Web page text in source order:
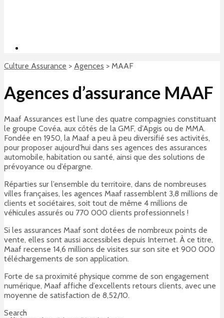
Culture Assurance > Agences > MAAF
Agences d’assurance MAAF
Maaf Assurances est l’une des quatre compagnies constituant
le groupe Covéa, aux côtés de la GMF, d’Apgis ou de MMA.
Fondée en 1950, la Maaf a peu à peu diversifié ses activités,
pour proposer aujourd’hui dans ses agences des assurances
automobile, habitation ou santé, ainsi que des solutions de
prévoyance ou d’épargne.
Réparties sur l’ensemble du territoire, dans de nombreuses
villes françaises, les agences Maaf rassemblent 3,8 millions de
clients et sociétaires, soit tout de même 4 millions de
véhicules assurés ou 770 000 clients professionnels !
Si les assurances Maaf sont dotées de nombreux points de
vente, elles sont aussi accessibles depuis Internet. À ce titre,
Maaf recense 14,6 millions de visites sur son site et 900 000
téléchargements de son application.
Forte de sa proximité physique comme de son engagement
numérique, Maaf affiche d’excellents retours clients, avec une
moyenne de satisfaction de 8,52/10.
Search